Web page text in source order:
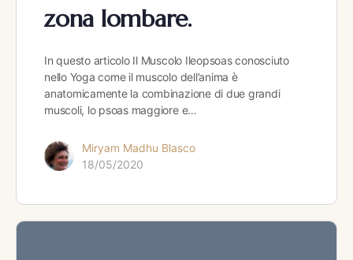
zona lombare.
In questo articolo Il Muscolo Ileopsoas conosciuto
nello Yoga come il muscolo dell’anima è
anatomicamente la combinazione di due grandi
muscoli, lo psoas maggiore e…
Miryam Madhu Blasco
18/05/2020